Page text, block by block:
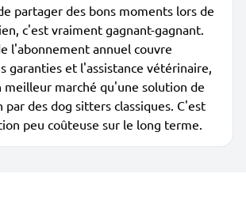
partager des bons moments lors de
c'est vraiment gagnant-gagnant.
l'abonnement annuel couvre
garanties et l'assistance vétérinaire,
meilleur marché qu'une solution de
par des dog sitters classiques. C'est
peu coûteuse sur le long terme.